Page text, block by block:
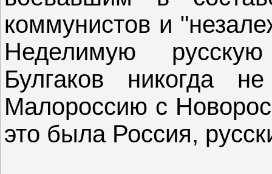
коммунистов и
Неделимую
Булгаков никогда
Малороссию с
это была Россия,